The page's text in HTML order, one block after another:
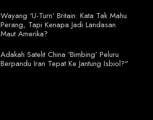
Wayang 'U-Turn' Britain: Kata Tak Mahu
Perang, Tapi Kenapa Jadi Landasan
Maut Amerika?
Adakah Satelit China 'Bimbing' Peluru
Berpandu Iran Tepat Ke Jantung Isbiol?"